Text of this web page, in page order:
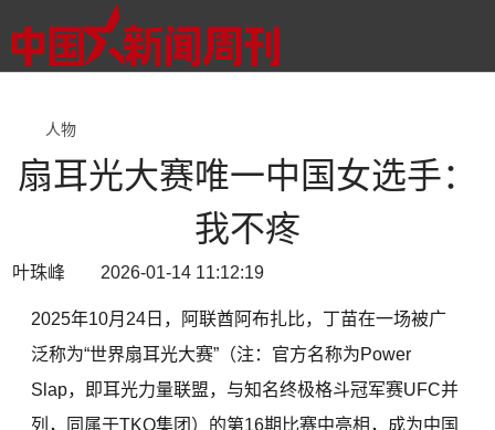
人物
扇耳光大赛唯一中国女选手：
我不疼
叶珠峰 2026-01-14 11:12:19
2025年10月24日，阿联酋阿布扎比，丁苗在一场被广
泛称为“世界扇耳光大赛”（注：官方名称为Power
Slap，即耳光力量联盟，与知名终极格斗冠军赛UFC并
列，同属于TKO集团）的第16期比赛中亮相，成为中国